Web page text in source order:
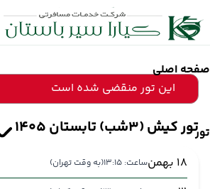
صفحه اصلی
تور
این تور منقضی شده است
تور کیش (3شب) تابستان 1405
18 بهمن ساعت: 13:15 (به وقت تهران)